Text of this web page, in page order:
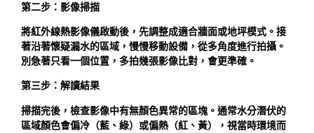
第二步：影像掃描
將紅外線熱影像儀啟動後，先調整成適合牆面或地坪模式。接
著沿著懷疑漏水的區域，慢慢移動設備，從多角度進行拍攝。
別急著只看一個位置，多拍幾張影像比對，會更準確。
第三步：解讀結果
掃描完後，檢查影像中有無顏色異常的區塊。通常水分潛伏的
區域顏色會偏冷（藍、綠）或偏熱（紅、黃），視當時環境而